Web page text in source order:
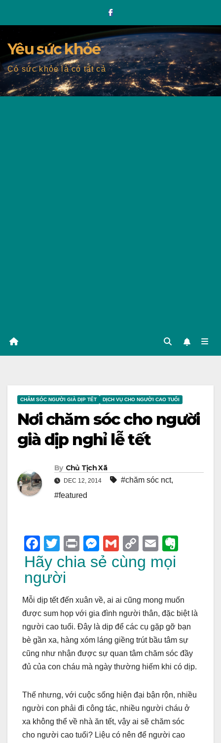
Yêu sức khỏe
Có sức khỏe là có tất cả
CHĂM SÓC NGƯỜI GIÀ DỊP TẾT DỊCH VỤ CHO NGƯỜI CAO TUỔI
Nơi chăm sóc cho người
già dịp nghỉ lễ tết
By Chủ Tịch Xã
DEC 12, 2014 #chăm sóc nct,
#featured
F
a
c
e
b
o
o
k
T
wi
tt
Pr
in
M
e
n
g
er
G
m
C
o
p
Li
n
k
E
m
ail
ot
e
Hãy chia sẻ cùng mọi
người
Mỗi dịp tết đến xuân về, ai ai cũng mong muốn
được sum họp với gia đình người thân, đặc biệt là
người cao tuổi. Đây là dịp để các cụ gặp gỡ bạn
bè gần xa, hàng xóm láng giềng trút bầu tâm sự
cũng như nhận được sự quan tâm chăm sóc đầy
đủ của con cháu mà ngày thường hiếm khi có dịp.
Thế nhưng, với cuộc sống hiện đại bận rộn, nhiều
người con phải đi công tác, nhiều người cháu ở
xa không thể về nhà ăn tết, vậy ai sẽ chăm sóc
cho người cao tuổi? Liệu có nên để người cao